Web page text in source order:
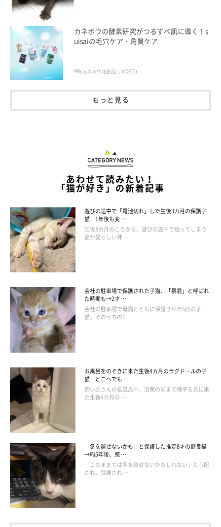
カネボウの酵素研究がつるすべ肌に導く！s
uisaiの毛穴ケア・角質ケア
PR(カネボウ化粧品｜VOCE)
もっと見る
あわせて読みたい！
「猫が好き」の新着記事
遊びの途中で「電池切れ」した生後3カ月の保護子
猫 1年後も変 …
生後3カ月のころから、遊びの途中で眠ってしまう
姿が愛らしい神 …
会社の駐車場で保護された子猫、「暴君」と呼ばれ
た時期も→2才 …
会社の駐車場で母猫とともに保護された6匹の子
猫。そのうちの1 …
お風呂をのぞきに来た生後4カ月のラグドールの子
猫 どこへでも …
飼い主さんの長風呂中、浴室の前まで様子を見に来
た生後4カ月の …
「冬を越せないかも」と保護した推定8才の野良猫
→約5年後、腕 …
「このままでは冬を越せないかもしれない」と心配
され、保護され …